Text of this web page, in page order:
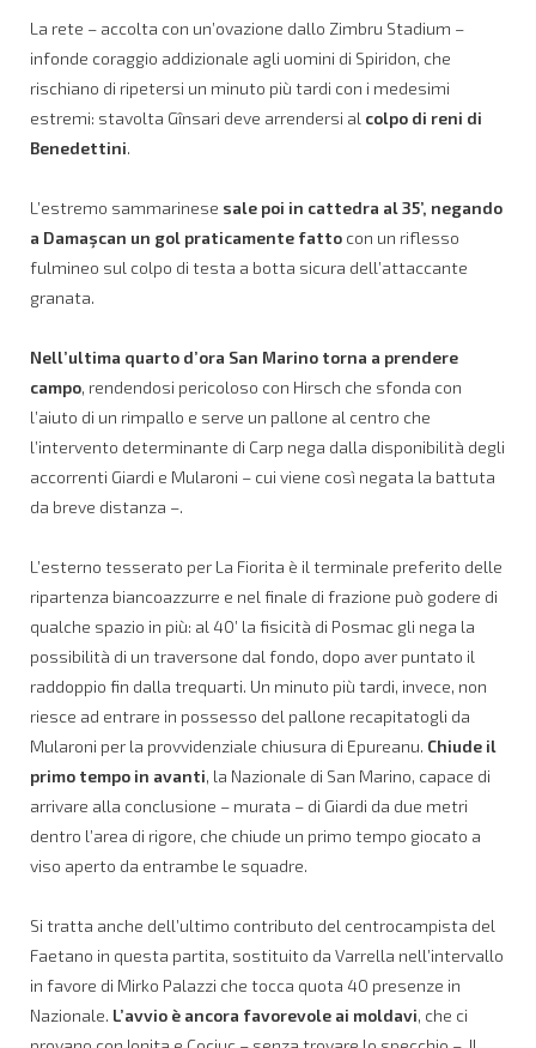
La rete – accolta con un’ovazione dallo Zimbru Stadium –
infonde coraggio addizionale agli uomini di Spiridon, che
rischiano di ripetersi un minuto più tardi con i medesimi
estremi: stavolta Gînsari deve arrendersi al colpo di reni di
Benedettini.
L’estremo sammarinese sale poi in cattedra al 35’, negando
a Damaşcan un gol praticamente fatto con un riflesso
fulmineo sul colpo di testa a botta sicura dell’attaccante
granata.
Nell’ultima quarto d’ora San Marino torna a prendere
campo, rendendosi pericoloso con Hirsch che sfonda con
l’aiuto di un rimpallo e serve un pallone al centro che
l’intervento determinante di Carp nega dalla disponibilità degli
accorrenti Giardi e Mularoni – cui viene così negata la battuta
da breve distanza –.
L’esterno tesserato per La Fiorita è il terminale preferito delle
ripartenza biancoazzurre e nel finale di frazione può godere di
qualche spazio in più: al 40’ la fisicità di Posmac gli nega la
possibilità di un traversone dal fondo, dopo aver puntato il
raddoppio fin dalla trequarti. Un minuto più tardi, invece, non
riesce ad entrare in possesso del pallone recapitatogli da
Mularoni per la provvidenziale chiusura di Epureanu. Chiude il
primo tempo in avanti, la Nazionale di San Marino, capace di
arrivare alla conclusione – murata – di Giardi da due metri
dentro l’area di rigore, che chiude un primo tempo giocato a
viso aperto da entrambe le squadre.
Si tratta anche dell’ultimo contributo del centrocampista del
Faetano in questa partita, sostituito da Varrella nell’intervallo
in favore di Mirko Palazzi che tocca quota 40 presenze in
Nazionale. L’avvio è ancora favorevole ai moldavi, che ci